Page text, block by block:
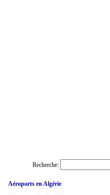
Recherche:
Aéroports en Algérie